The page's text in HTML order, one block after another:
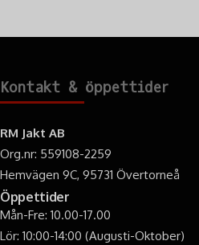
Kontakt & öppettider
RM Jakt AB
Org.nr: 559108-2259
Hemvägen 9C, 95731 Övertorneå
Öppettider
Mån-Fre: 10.00-17.00
Lör: 10:00-14:00 (Augusti-Oktober)